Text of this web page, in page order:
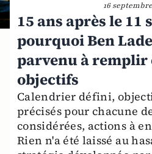
16
15 ans après le 11
pourquoi Ben
parvenu à remplir
objectifs
Calendrier défini,
précisés pour chacune
considérées, actions à
Rien n'a été laissé au